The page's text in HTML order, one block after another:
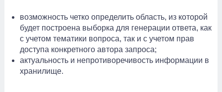
возможность четко определить область, из которой
будет построена выборка для генерации ответа, как
с учетом тематики вопроса, так и с учетом прав
доступа конкретного автора запроса;
актуальность и непротиворечивость информации в
хранилище.